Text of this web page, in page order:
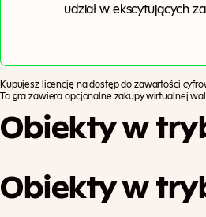
udział w ekscytujących
Kupujesz licencję na dostęp do zawartości
Ta gra zawiera opcjonalne zakupy wirtualnej
Obiekty w
Obiekty w